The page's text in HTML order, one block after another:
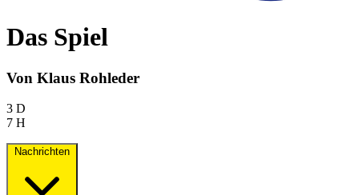
Das Spiel
Von Klaus Rohleder
3 D
7 H
Nachrichten